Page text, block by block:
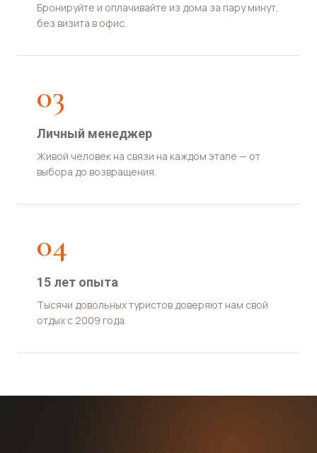
Бронируйте и оплачивайте из дома за пару минут,
без визита в офис.
03
Личный менеджер
Живой человек на связи на каждом этапе — от
выбора до возвращения.
04
15 лет опыта
Тысячи довольных туристов доверяют нам свой
отдых с 2009 года.